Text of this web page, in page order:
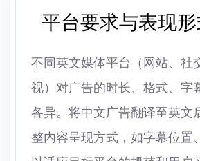
平台要求与表现
不同英文媒体平台（网站、社
视）对广告的时长、格式、字
各异。将中文广告翻译至英文
整内容呈现方式，如字幕位置